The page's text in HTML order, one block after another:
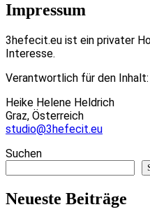
Impressum
3hefecit.eu ist ein privater
Interesse.
Verantwortlich für den Inhalt:
Heike Helene Heldrich
Graz, Österreich
studio@3hefecit.eu
Suchen
Neueste Beiträge